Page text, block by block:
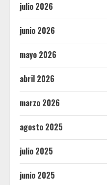
julio 2026
junio 2026
mayo 2026
abril 2026
marzo 2026
agosto 2025
julio 2025
junio 2025